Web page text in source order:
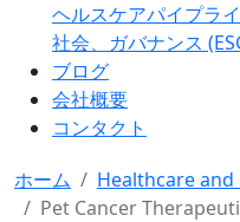
ヘルスケアパイプラ
社会、ガバナンス
ブログ
会社概要
コンタクト
ホーム
Healthcare
Pet Cancer